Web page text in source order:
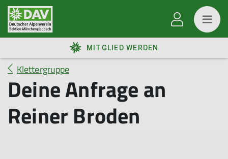
MITGLIED WERDEN
Klettergruppe
Deine Anfrage an
Reiner Broden